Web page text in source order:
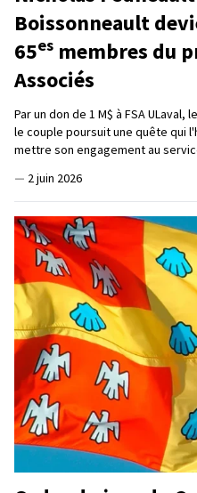
Boissonneault
65es membres du
Associés
Par un don de 1 M$ à FSA
le couple poursuit une quête qui
mettre son engagement au
— 2 juin 2026